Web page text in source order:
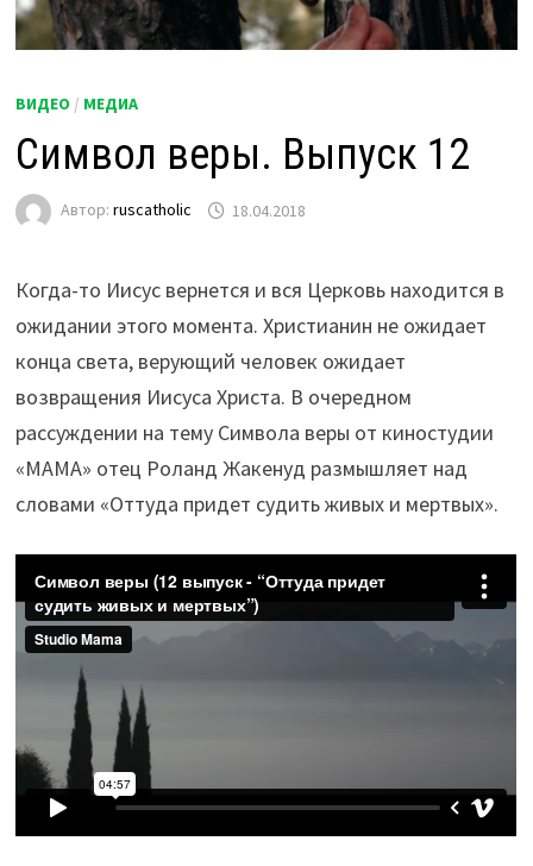
ВИДЕО / МЕДИА
Символ веры. Выпуск 12
Автор:ruscatholic 18.04.2018
Когда-то Иисус вернется и вся Церковь находится в
ожидании этого момента. Христианин не ожидает
конца света, верующий человек ожидает
возвращения Иисуса Христа. В очередном
рассуждении на тему Символа веры от киностудии
«МАМА» отец Роланд Жакенуд размышляет над
словами «Оттуда придет судить живых и мертвых».